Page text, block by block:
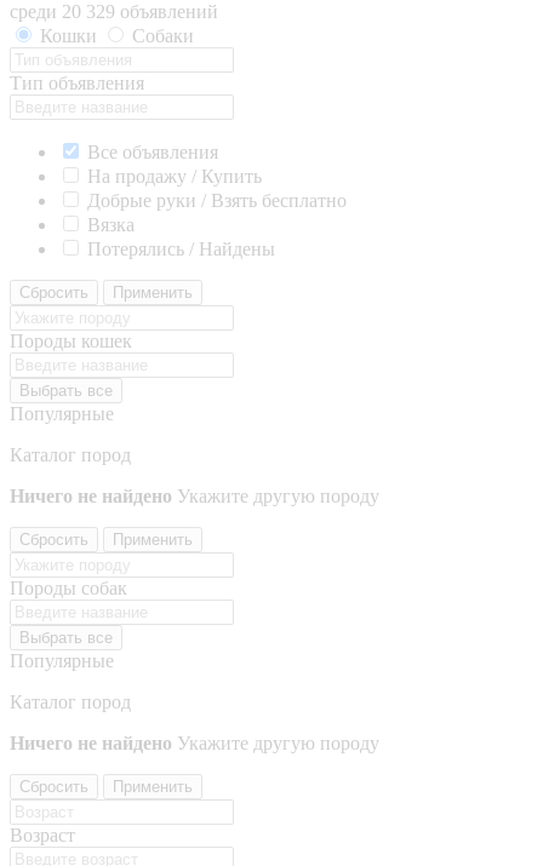
среди 20 329 объявлений
Кошки
Собаки
Тип объявления
Все объявления
На продажу / Купить
Добрые руки / Взять бесплатно
Вязка
Потерялись / Найдены
Сбросить Применить
Породы кошек
Выбрать все
Популярные
Каталог пород
Ничего не найдено Укажите другую породу
Сбросить Применить
Породы собак
Выбрать все
Популярные
Каталог пород
Ничего не найдено Укажите другую породу
Сбросить Применить
Возраст